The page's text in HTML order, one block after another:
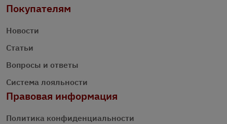
Покупателям
Новости
Статьи
Вопросы и ответы
Система лояльности
Правовая информация
Политика конфиденциальности